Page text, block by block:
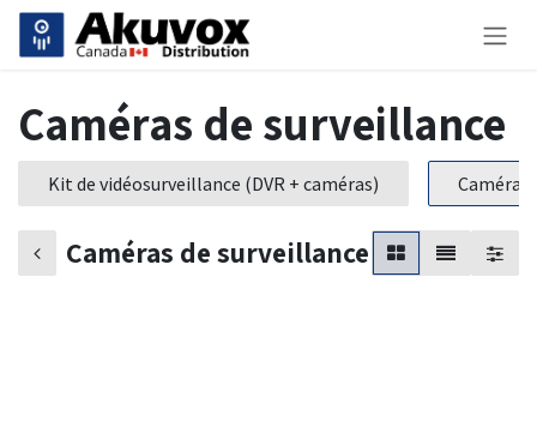
Se rendre au contenu
Caméras de surveillance
Kit de vidéosurveillance (DVR + caméras) Caméras
Caméras de surveillance